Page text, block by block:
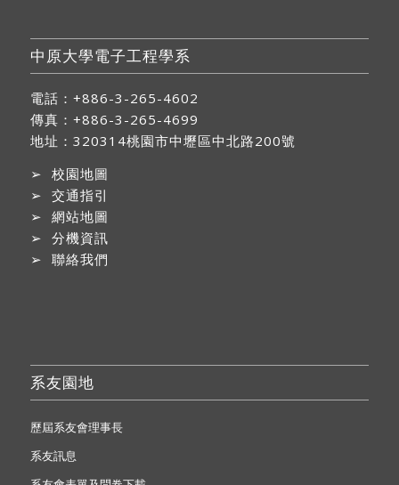
中原大學電子工程學系
電話：+886-3-265-4602
傳真：+886-3-265-4699
地址： 320314桃園市中壢區中北路200號
➢ 校園地圖
➢ 交通指引
➢ 網站地圖
➢ 分機資訊
➢ 聯絡我們
系友園地
歷屆系友會理事長
系友訊息